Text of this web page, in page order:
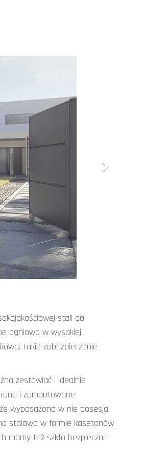
stali do
ogniowo w wysokiej
Takie zabezpieczenie
zestawiać i idealnie
i zamontowane
wyposażona w nie posesja
stalowa w formie kasetonów
mamy też szkło bezpieczne